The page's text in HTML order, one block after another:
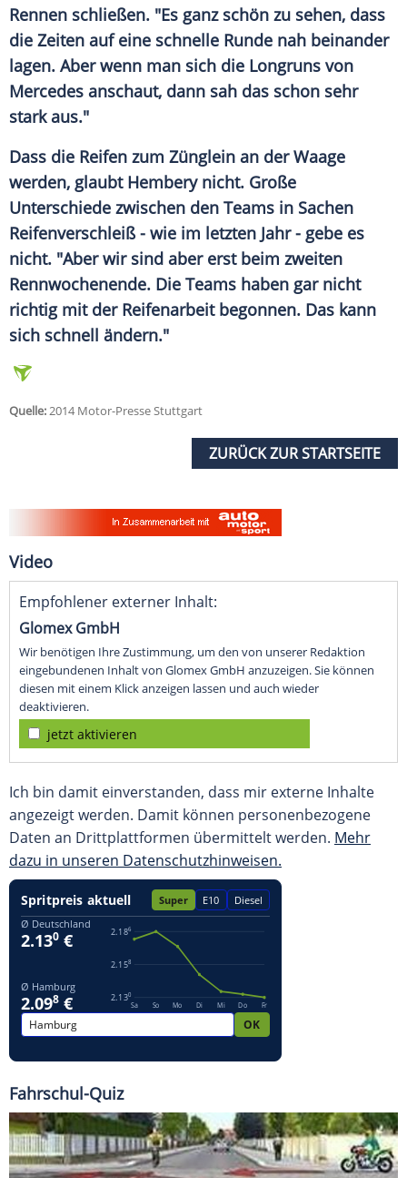
Rennen schließen. "Es ganz schön zu sehen, dass
die Zeiten auf eine schnelle Runde nah beinander
lagen. Aber wenn man sich die Longruns von
Mercedes anschaut, dann sah das schon sehr
stark aus."
Dass die Reifen zum Zünglein an der Waage
werden, glaubt Hembery nicht. Große
Unterschiede zwischen den Teams in Sachen
Reifenverschleiß - wie im letzten Jahr - gebe es
nicht. "Aber wir sind aber erst beim zweiten
Rennwochenende. Die Teams haben gar nicht
richtig mit der Reifenarbeit begonnen. Das kann
sich schnell ändern."
Quelle:2014 Motor-Presse Stuttgart
ZURÜCK ZUR STARTSEITE
Video
Empfohlener externer Inhalt:
Glomex GmbH
Wir benötigen Ihre Zustimmung, um den von unserer Redaktion
eingebundenen Inhalt von Glomex GmbH anzuzeigen. Sie können
diesen mit einem Klick anzeigen lassen und auch wieder
deaktivieren.
jetzt aktivieren
Ich bin damit einverstanden, dass mir externe Inhalte
angezeigt werden. Damit können personenbezogene
Daten an Drittplattformen übermittelt werden. Mehr
dazu in unseren Datenschutzhinweisen.
Fahrschul-Quiz